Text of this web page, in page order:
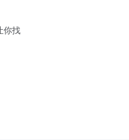
你找